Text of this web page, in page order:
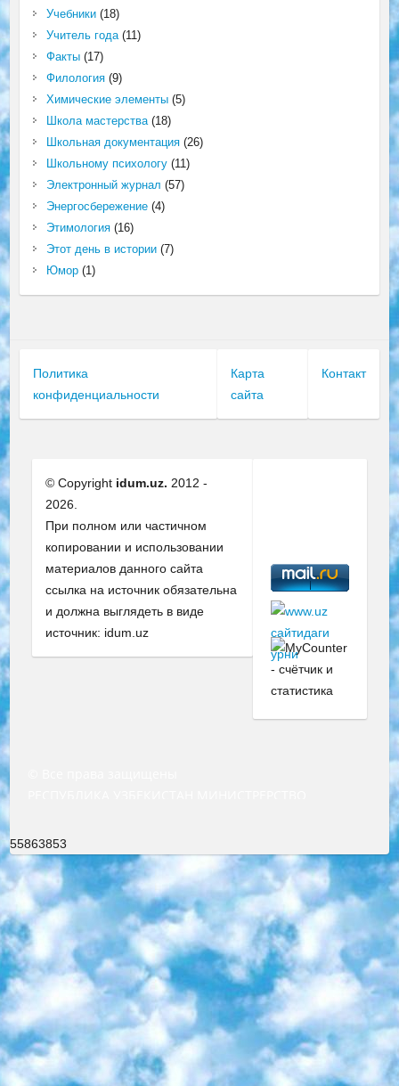
Учебники(18)
Учитель года(11)
Факты(17)
Филология(9)
Химические элементы(5)
Школа мастерства(18)
Школьная документация(26)
Школьному психологу(11)
Электронный журнал (57)
Энергосбережение(4)
Этимология(16)
Этот день в истории(7)
Юмор(1)
Политика
конфиденциальности
Карта
сайта
Контакт
© Copyright idum.uz. 2012 -
2026.
При полном или частичном
копировании и использовании
материалов данного сайта
ссылка на источник обязательна
и должна выглядеть в виде
источник: idum.uz
55863853